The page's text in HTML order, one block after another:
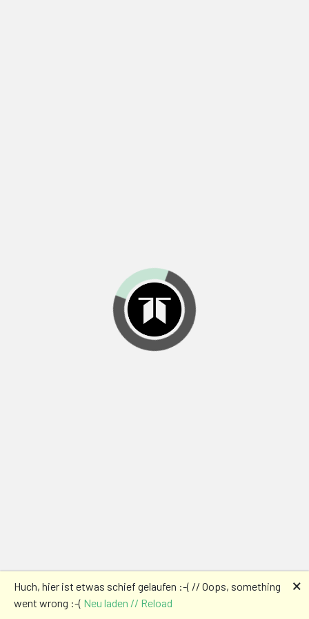
Huch, hier ist etwas schief gelaufen :-( // Oops, something
went wrong :-( Neu laden // Reload
🗙